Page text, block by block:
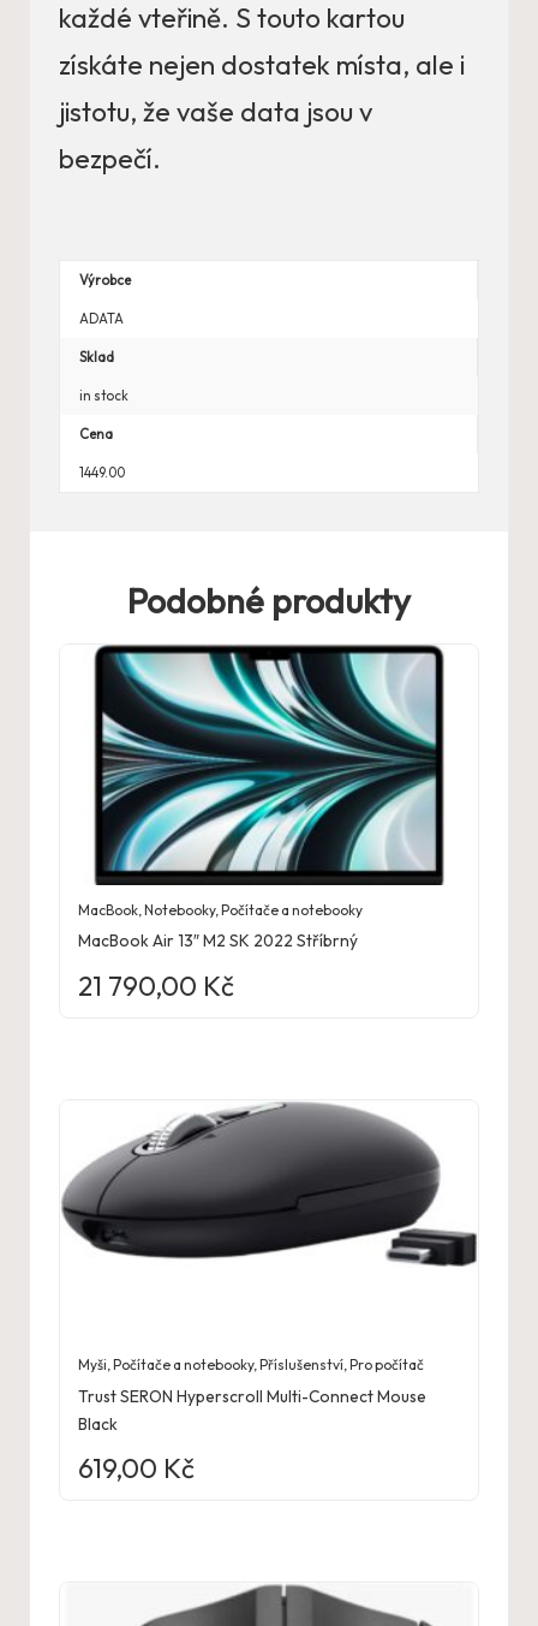
každé vteřině. S touto kartou
získáte nejen dostatek místa, ale i
jistotu, že vaše data jsou v
bezpečí.
Výrobce
ADATA
Sklad
in stock
Cena
1449.00
Podobné produkty
MacBook ,Notebooky,Počítače a notebooky
MacBook Air 13″ M2 SK 2022 Stříbrný
21 790,00 Kč
Myši,Počítače a notebooky,Příslušenství,Pro počítač
Trust SERON Hyperscroll Multi-Connect Mouse
Black
619,00 Kč